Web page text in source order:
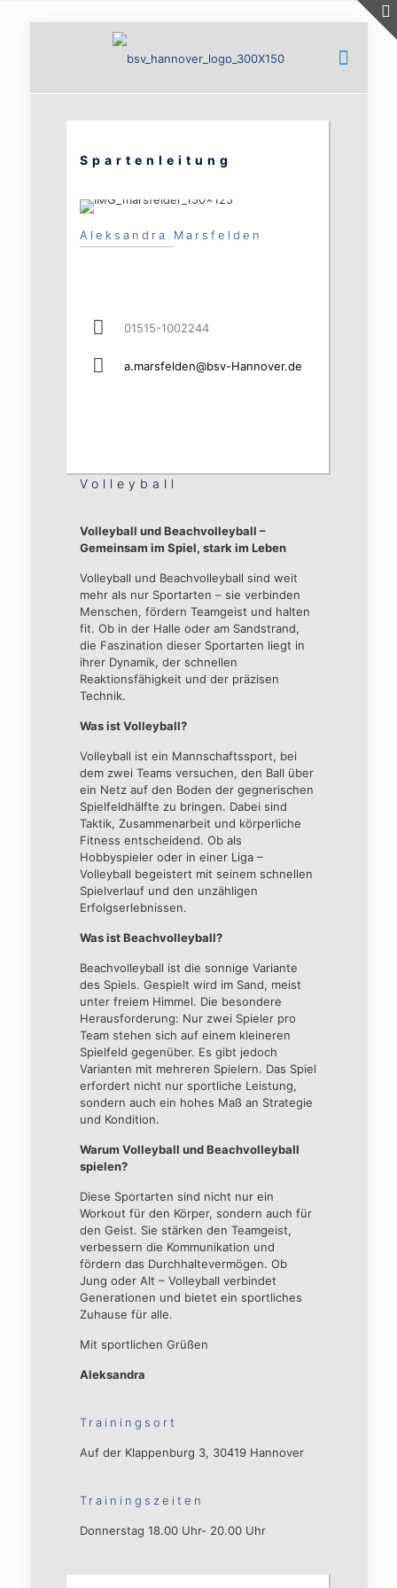
Spartenleitung
Aleksandra Marsfelden
01515-1002244
a.marsfelden@bsv-Hannover.de
Volleyball
Volleyball und Beachvolleyball –
Gemeinsam im Spiel, stark im Leben
Volleyball und Beachvolleyball sind weit
mehr als nur Sportarten – sie verbinden
Menschen, fördern Teamgeist und halten
fit. Ob in der Halle oder am Sandstrand,
die Faszination dieser Sportarten liegt in
ihrer Dynamik, der schnellen
Reaktionsfähigkeit und der präzisen
Technik.
Was ist Volleyball?
Volleyball ist ein Mannschaftssport, bei
dem zwei Teams versuchen, den Ball über
ein Netz auf den Boden der gegnerischen
Spielfeldhälfte zu bringen. Dabei sind
Taktik, Zusammenarbeit und körperliche
Fitness entscheidend. Ob als
Hobbyspieler oder in einer Liga –
Volleyball begeistert mit seinem schnellen
Spielverlauf und den unzähligen
Erfolgserlebnissen.
Was ist Beachvolleyball?
Beachvolleyball ist die sonnige Variante
des Spiels. Gespielt wird im Sand, meist
unter freiem Himmel. Die besondere
Herausforderung: Nur zwei Spieler pro
Team stehen sich auf einem kleineren
Spielfeld gegenüber. Es gibt jedoch
Varianten mit mehreren Spielern. Das Spiel
erfordert nicht nur sportliche Leistung,
sondern auch ein hohes Maß an Strategie
und Kondition.
Warum Volleyball und Beachvolleyball
spielen?
Diese Sportarten sind nicht nur ein
Workout für den Körper, sondern auch für
den Geist. Sie stärken den Teamgeist,
verbessern die Kommunikation und
fördern das Durchhaltevermögen. Ob
Jung oder Alt – Volleyball verbindet
Generationen und bietet ein sportliches
Zuhause für alle.
Mit sportlichen Grüßen
Aleksandra
Trainingsort
Auf der Klappenburg 3, 30419 Hannover
Trainingszeiten
Donnerstag 18.00 Uhr- 20.00 Uhr